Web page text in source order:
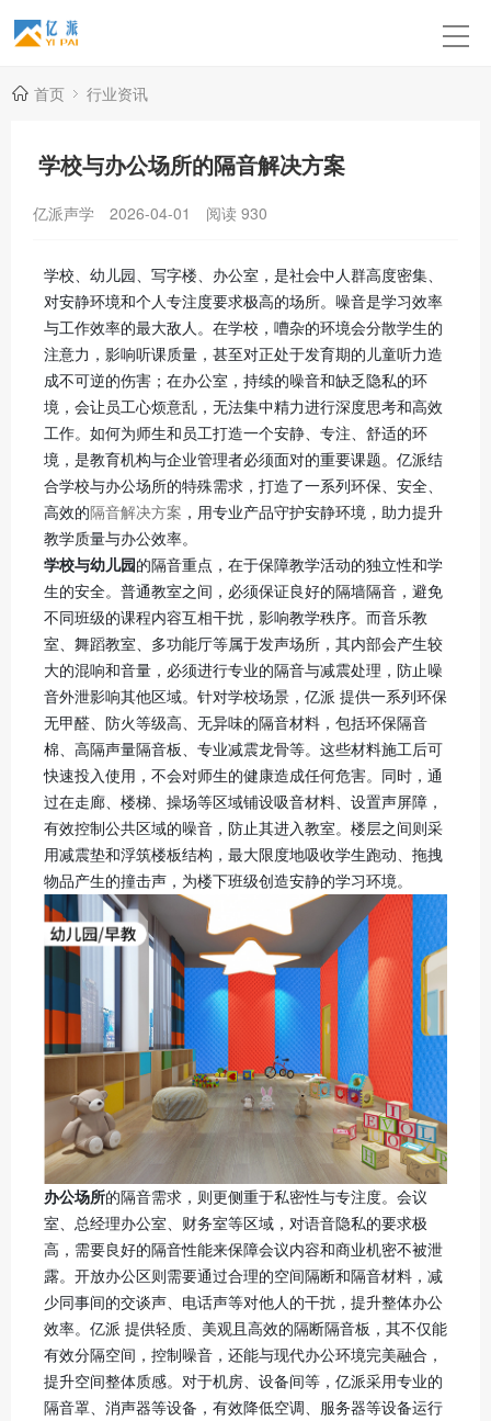
首页 行业资讯
学校与办公场所的隔音解决方案
亿派声学 2026-04-01 阅读 930
学校、幼儿园、写字楼、办公室，是社会中人群高度密集、
对安静环境和个人专注度要求极高的场所。噪音是学习效率
与工作效率的最大敌人。在学校，嘈杂的环境会分散学生的
注意力，影响听课质量，甚至对正处于发育期的儿童听力造
成不可逆的伤害；在办公室，持续的噪音和缺乏隐私的环
境，会让员工心烦意乱，无法集中精力进行深度思考和高效
工作。如何为师生和员工打造一个安静、专注、舒适的环
境，是教育机构与企业管理者必须面对的重要课题。亿派结
合学校与办公场所的特殊需求，打造了一系列环保、安全、
高效的隔音解决方案 ，用专业产品守护安静环境，助力提升
教学质量与办公效率。
学校与幼儿园的隔音重点，在于保障教学活动的独立性和学
生的安全。普通教室之间，必须保证良好的隔墙隔音，避免
不同班级的课程内容互相干扰，影响教学秩序。而音乐教
室、舞蹈教室、多功能厅等属于发声场所，其内部会产生较
大的混响和音量，必须进行专业的隔音与减震处理，防止噪
音外泄影响其他区域。针对学校场景，亿派 提供一系列环保
无甲醛、防火等级高、无异味的隔音材料，包括环保隔音
棉、高隔声量隔音板、专业减震龙骨等。这些材料施工后可
快速投入使用，不会对师生的健康造成任何危害。同时，通
过在走廊、楼梯、操场等区域铺设吸音材料、设置声屏障，
有效控制公共区域的噪音，防止其进入教室。楼层之间则采
用减震垫和浮筑楼板结构，最大限度地吸收学生跑动、拖拽
物品产生的撞击声，为楼下班级创造安静的学习环境。
办公场所的隔音需求，则更侧重于私密性与专注度。会议
室、总经理办公室、财务室等区域，对语音隐私的要求极
高，需要良好的隔音性能来保障会议内容和商业机密不被泄
露。开放办公区则需要通过合理的空间隔断和隔音材料，减
少同事间的交谈声、电话声等对他人的干扰，提升整体办公
效率。亿派 提供轻质、美观且高效的隔断隔音板，其不仅能
有效分隔空间，控制噪音，还能与现代办公环境完美融合，
提升空间整体质感。对于机房、设备间等，亿派采用专业的
隔音罩、消声器等设备，有效降低空调、服务器等设备运行